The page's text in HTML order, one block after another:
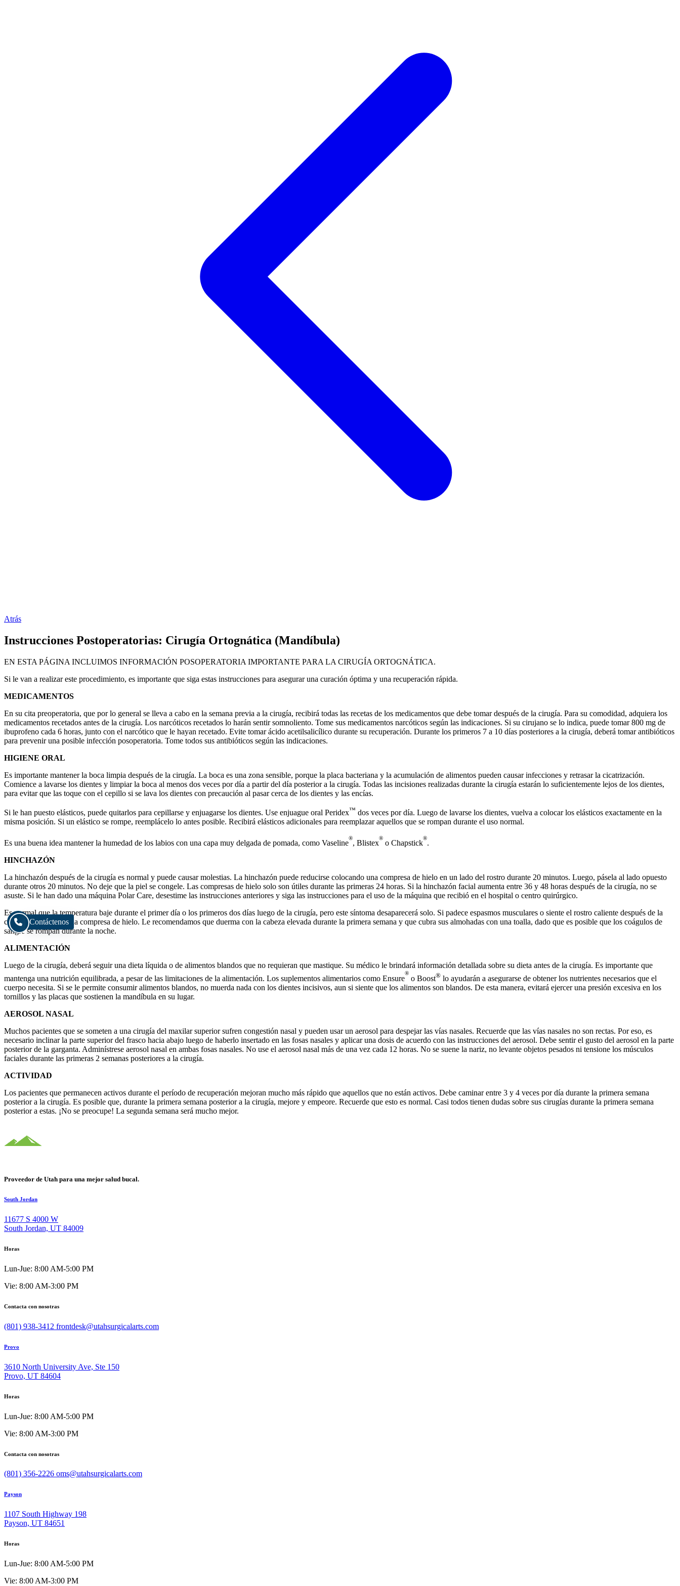
Contáctenos
Atrás
Instrucciones Postoperatorias: Cirugía Ortognática (Mandíbula)
EN ESTA PÁGINA INCLUIMOS INFORMACIÓN POSOPERATORIA IMPORTANTE PARA LA CIRUGÍA ORTOGNÁTICA.
Si le van a realizar este procedimiento, es importante que siga estas instrucciones para asegurar una curación óptima y una recuperación rápida.
MEDICAMENTOS
En su cita preoperatoria, que por lo general se lleva a cabo en la semana previa a la cirugía, recibirá todas las recetas de los medicamentos que debe tomar después de la cirugía. Para su comodidad, adquiera los
medicamentos recetados antes de la cirugía. Los narcóticos recetados lo harán sentir somnoliento. Tome sus medicamentos narcóticos según las indicaciones. Si su cirujano se lo indica, puede tomar 800 mg de
ibuprofeno cada 6 horas, junto con el narcótico que le hayan recetado. Evite tomar ácido acetilsalicílico durante su recuperación. Durante los primeros 7 a 10 días posteriores a la cirugía, deberá tomar antibióticos
para prevenir una posible infección posoperatoria. Tome todos sus antibióticos según las indicaciones.
HIGIENE ORAL
Es importante mantener la boca limpia después de la cirugía. La boca es una zona sensible, porque la placa bacteriana y la acumulación de alimentos pueden causar infecciones y retrasar la cicatrización.
Comience a lavarse los dientes y limpiar la boca al menos dos veces por día a partir del día posterior a la cirugía. Todas las incisiones realizadas durante la cirugía estarán lo suficientemente lejos de los dientes,
para evitar que las toque con el cepillo si se lava los dientes con precaución al pasar cerca de los dientes y las encías.
Si le han puesto elásticos, puede quitarlos para cepillarse y enjuagarse los dientes. Use enjuague oral Peridex™ dos veces por día. Luego de lavarse los dientes, vuelva a colocar los elásticos exactamente en la
misma posición. Si un elástico se rompe, reemplácelo lo antes posible. Recibirá elásticos adicionales para reemplazar aquellos que se rompan durante el uso normal.
Es una buena idea mantener la humedad de los labios con una capa muy delgada de pomada, como Vaseline
®
, Blistex
®
o Chapstick
®
.
HINCHAZÓN
La hinchazón después de la cirugía es normal y puede causar molestias. La hinchazón puede reducirse colocando una compresa de hielo en un lado del rostro durante 20 minutos. Luego, pásela al lado opuesto
durante otros 20 minutos. No deje que la piel se congele. Las compresas de hielo solo son útiles durante las primeras 24 horas. Si la hinchazón facial aumenta entre 36 y 48 horas después de la cirugía, no se
asuste. Si le han dado una máquina Polar Care, desestime las instrucciones anteriores y siga las instrucciones para el uso de la máquina que recibió en el hospital o centro quirúrgico.
Es normal que la temperatura baje durante el primer día o los primeros dos días luego de la cirugía, pero este síntoma desaparecerá solo. Si padece espasmos musculares o siente el rostro caliente después de la
cirugía, puede usar una compresa de hielo. Le recomendamos que duerma con la cabeza elevada durante la primera semana y que cubra sus almohadas con una toalla, dado que es posible que los coágulos de
sangre se rompan durante la noche.
ALIMENTACIÓN
Luego de la cirugía, deberá seguir una dieta líquida o de alimentos blandos que no requieran que mastique. Su médico le brindará información detallada sobre su dieta antes de la cirugía. Es importante que
mantenga una nutrición equilibrada, a pesar de las limitaciones de la alimentación. Los suplementos alimentarios como Ensure
®
o Boost® lo ayudarán a asegurarse de obtener los nutrientes necesarios que el
cuerpo necesita. Si se le permite consumir alimentos blandos, no muerda nada con los dientes incisivos, aun si siente que los alimentos son blandos. De esta manera, evitará ejercer una presión excesiva en los
tornillos y las placas que sostienen la mandíbula en su lugar.
AEROSOL NASAL
Muchos pacientes que se someten a una cirugía del maxilar superior sufren congestión nasal y pueden usar un aerosol para despejar las vías nasales. Recuerde que las vías nasales no son rectas. Por eso, es
necesario inclinar la parte superior del frasco hacia abajo luego de haberlo insertado en las fosas nasales y aplicar una dosis de acuerdo con las instrucciones del aerosol. Debe sentir el gusto del aerosol en la parte
posterior de la garganta. Adminístrese aerosol nasal en ambas fosas nasales. No use el aerosol nasal más de una vez cada 12 horas. No se suene la nariz, no levante objetos pesados ni tensione los músculos
faciales durante las primeras 2 semanas posteriores a la cirugía.
ACTIVIDAD
Los pacientes que permanecen activos durante el período de recuperación mejoran mucho más rápido que aquellos que no están activos. Debe caminar entre 3 y 4 veces por día durante la primera semana
posterior a la cirugía. Es posible que, durante la primera semana posterior a la cirugía, mejore y empeore. Recuerde que esto es normal. Casi todos tienen dudas sobre sus cirugías durante la primera semana
posterior a estas. ¡No se preocupe! La segunda semana será mucho mejor.
Proveedor de Utah para una mejor salud bucal.
South Jordan
11677 S 4000 W
South Jordan, UT 84009
Horas
Lun-Jue: 8:00 AM-5:00 PM
Vie: 8:00 AM-3:00 PM
Contacta con nosotras
(801) 938-3412 frontdesk@utahsurgicalarts.com
Provo
3610 North University Ave, Ste 150
Provo, UT 84604
Horas
Lun-Jue: 8:00 AM-5:00 PM
Vie: 8:00 AM-3:00 PM
Contacta con nosotras
(801) 356-2226 oms@utahsurgicalarts.com
Payson
1107 South Highway 198
Payson, UT 84651
Horas
Lun-Jue: 8:00 AM-5:00 PM
Vie: 8:00 AM-3:00 PM